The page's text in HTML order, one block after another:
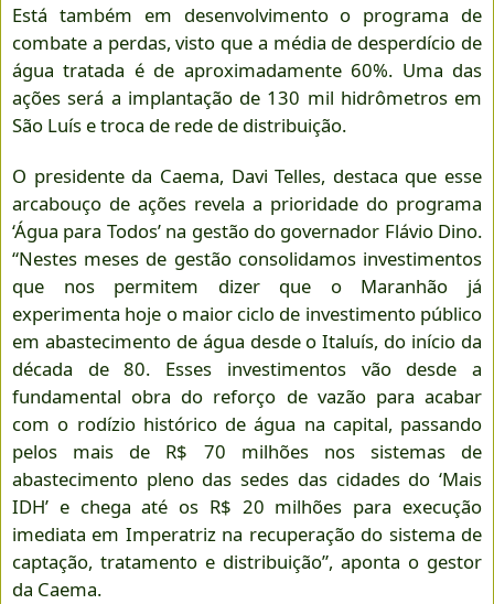
Está também em desenvolvimento o programa de
combate a perdas, visto que a média de desperdício de
água tratada é de aproximadamente 60%. Uma das
ações será a implantação de 130 mil hidrômetros em
São Luís e troca de rede de distribuição.
O presidente da Caema, Davi Telles, destaca que esse
arcabouço de ações revela a prioridade do programa
‘Água para Todos’ na gestão do governador Flávio Dino.
“Nestes meses de gestão consolidamos investimentos
que nos permitem dizer que o Maranhão já
experimenta hoje o maior ciclo de investimento público
em abastecimento de água desde o Italuís, do início da
década de 80. Esses investimentos vão desde a
fundamental obra do reforço de vazão para acabar
com o rodízio histórico de água na capital, passando
pelos mais de R$ 70 milhões nos sistemas de
abastecimento pleno das sedes das cidades do ‘Mais
IDH’ e chega até os R$ 20 milhões para execução
imediata em Imperatriz na recuperação do sistema de
captação, tratamento e distribuição”, aponta o gestor
da Caema.